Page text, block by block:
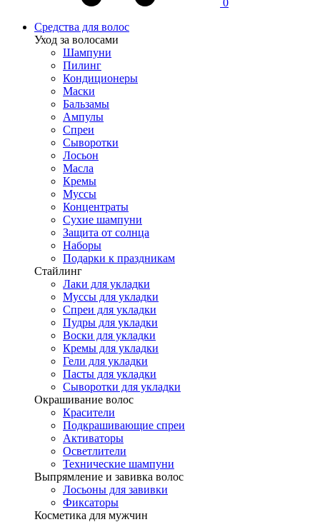
0
Средства для волос
Уход за волосами
Шампуни
Пилинг
Кондиционеры
Маски
Бальзамы
Ампулы
Спреи
Сыворотки
Лосьон
Масла
Кремы
Муссы
Концентраты
Сухие шампуни
Защита от солнца
Наборы
Подарки к праздникам
Стайлинг
Лаки для укладки
Муссы для укладки
Спреи для укладки
Пудры для укладки
Воски для укладки
Кремы для укладки
Гели для укладки
Пасты для укладки
Сыворотки для укладки
Окрашивание волос
Красители
Подкрашивающие спреи
Активаторы
Осветлители
Технические шампуни
Выпрямление и завивка волос
Лосьоны для завивки
Фиксаторы
Косметика для мужчин